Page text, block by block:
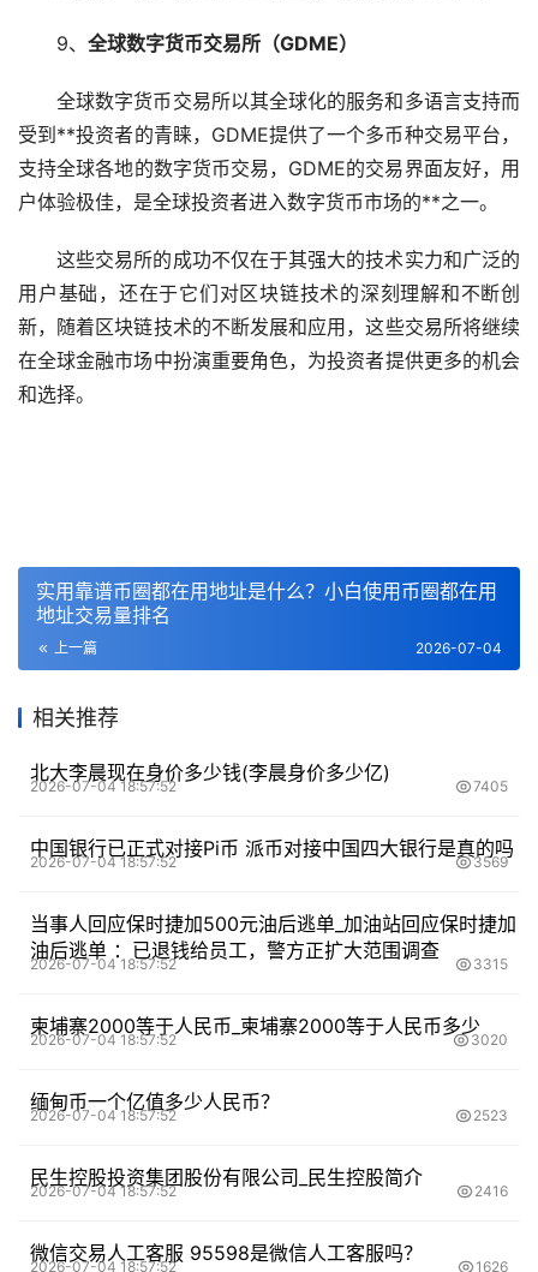
9、 全球数字货币交易所（GDME）
全球数字货币交易所以其全球化的服务和多语言支持而
受到**投资者的青睐，GDME提供了一个多币种交易平台，
支持全球各地的数字货币交易，GDME的交易界面友好，用
户体验极佳，是全球投资者进入数字货币市场的**之一。
这些交易所的成功不仅在于其强大的技术实力和广泛的
用户基础，还在于它们对区块链技术的深刻理解和不断创
新，随着区块链技术的不断发展和应用，这些交易所将继续
在全球金融市场中扮演重要角色，为投资者提供更多的机会
和选择。
实用靠谱币圈都在用地址是什么？小白使用币圈都在用
地址交易量排名
上一篇 2026-07-04
相关推荐
北大李晨现在身价多少钱(李晨身价多少亿)
2026-07-04 18:57:52 7405
中国银行已正式对接Pi币 派币对接中国四大银行是真的吗
2026-07-04 18:57:52 3569
当事人回应保时捷加500元油后逃单_加油站回应保时捷加
油后逃单 ：已退钱给员工，警方正扩大范围调查
2026-07-04 18:57:52 3315
柬埔寨2000等于人民币_柬埔寨2000等于人民币多少
2026-07-04 18:57:52 3020
缅甸币一个亿值多少人民币？
2026-07-04 18:57:52 2523
民生控股投资集团股份有限公司_民生控股简介
2026-07-04 18:57:52 2416
微信交易人工客服 95598是微信人工客服吗？
2026-07-04 18:57:52 1626